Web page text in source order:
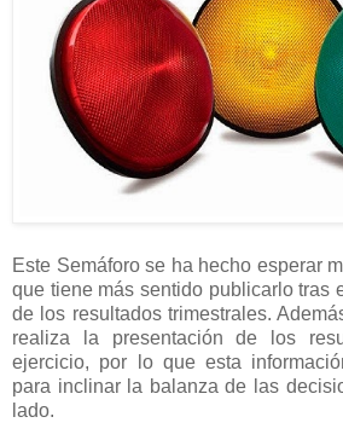
Este Semáforo se ha hecho esperar
que tiene más sentido publicarlo tras
de los resultados trimestrales.
realiza la presentación de los
ejercicio, por lo que esta
para inclinar la balanza de las
lado.